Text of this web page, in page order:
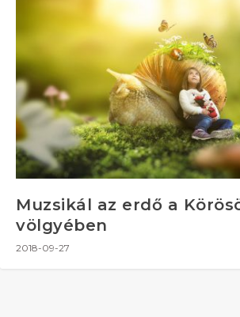
Muzsikál az erdő a
völgyében
2018-09-27